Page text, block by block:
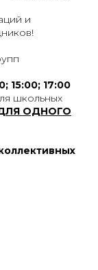
и
15:00; 17:00
школьных
ОДНОГО